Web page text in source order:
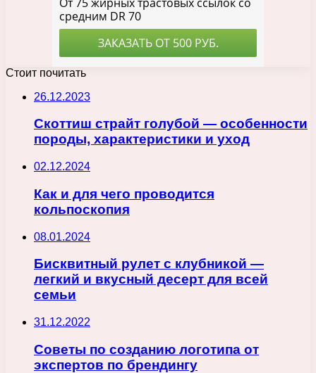
Стоит почитать
26.12.2023
Скоттиш страйт голубой — особенности
породы, характеристики и уход
02.12.2024
Как и для чего проводится
кольпоскопия
08.01.2024
Бисквитный рулет с клубникой —
легкий и вкусный десерт для всей
семьи
31.12.2022
Советы по созданию логотипа от
экспертов по брендингу